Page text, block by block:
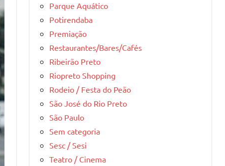
Parque Aquático
Potirendaba
Premiação
Restaurantes/Bares/Cafés
Ribeirão Preto
Riopreto Shopping
Rodeio / Festa do Peão
São José do Rio Preto
São Paulo
Sem categoria
Sesc / Sesi
Teatro / Cinema